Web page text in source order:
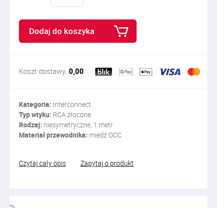
Dodaj do koszyka
Koszt dostawy: 0,00
Kategoria: Interconnect
Typ wtyku: RCA złocone
Rodzaj: niesymetryczne, 1 metr
Materiał przewodnika: miedź OCC
Czytaj cały opis Zapytaj o produkt